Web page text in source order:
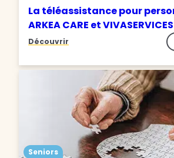
La téléassistance pour
ARKEA CARE et VIVASERVICES
Découvrir
Seniors